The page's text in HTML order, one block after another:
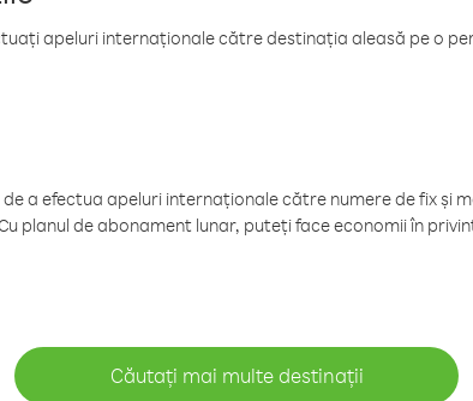
apeluri internaționale către destinația aleasă pe o
a efectua apeluri internaționale către numere de fix și
planul de abonament lunar, puteți face economii în
Căutați mai multe destinații